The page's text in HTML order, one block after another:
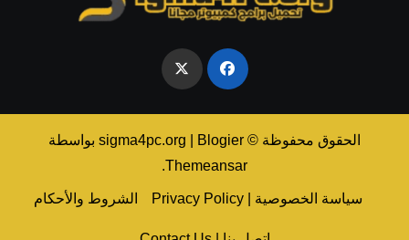
الحقوق محفوظة © sigma4pc.org Blogier
بواسطة
Themeansar
.
سياسة الخصوصية | Privacy Policy الشروط والأحكام